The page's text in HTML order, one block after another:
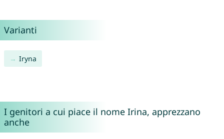
Varianti
Iryna
I genitori a cui piace il nome Irina, apprezzano
anche